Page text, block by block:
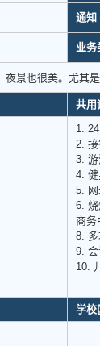
通知
业务
夜景也很美。尤其
共用
1.
2.
3. 游
4. 健
5.
6. 烧
商务
8. 多
9. 会
10.
学校